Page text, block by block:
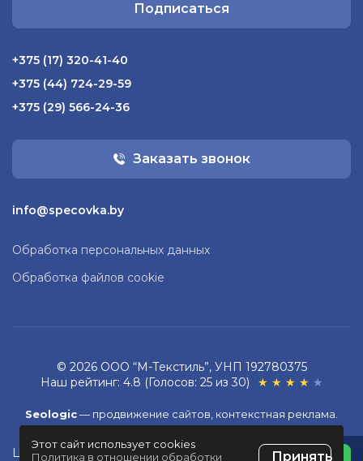
Цена без НДС:
Подписаться
+375 (17) 320-41-40
+375 (44) 724-29-59
+375 (29) 566-24-36
Заказать звонок
info@specovka.by
Обработка персональных данных
Обработка файлов cookie
© 2026 ООО “М-Текстиль”, УНП 192780375
Наш рейтинг: 4.8 (Голосов: 25 из 30)
★ ★ ★ ★ ★
Seologic— продвижение сайтов, контекстная реклама.
Разработка сайта ZmitroC.by™
Этот сайт использует cookies
Политика в отношении обработки
Принять